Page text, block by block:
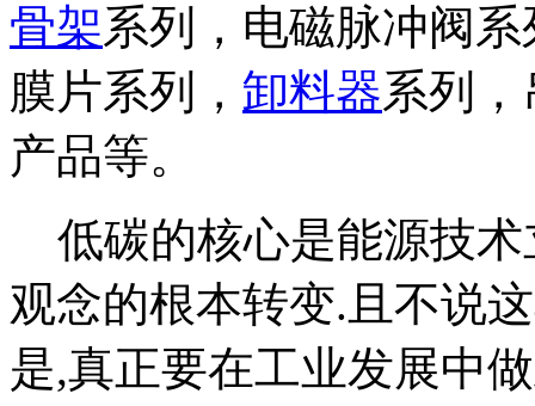
骨架系列，电磁脉冲阀
膜片系列， 卸料器系列
产品等。
低碳的核心是能源技术
观念的根本转变.且不说
是,真正要在工业发展中